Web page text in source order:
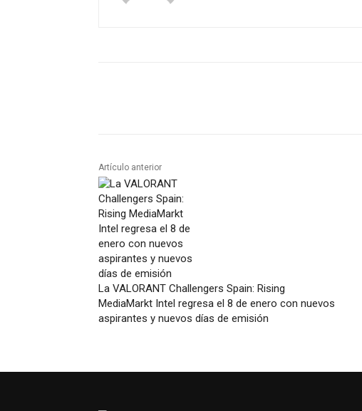
Artículo anterior
La VALORANT Challengers Spain: Rising
MediaMarkt Intel regresa el 8 de enero con nuevos
aspirantes y nuevos días de emisión